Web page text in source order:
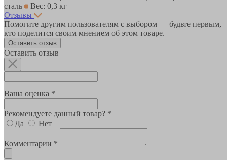
сталь
Вес: 0,3 кг
Отзывы
Помогите другим пользователям с выбором — будьте первым,
кто поделится своим мнением об этом товаре.
Оставить отзыв
Оставить отзыв
Ваша оценка *
Рекомендуете данный товар? *
Да
Нет
Комментарии *